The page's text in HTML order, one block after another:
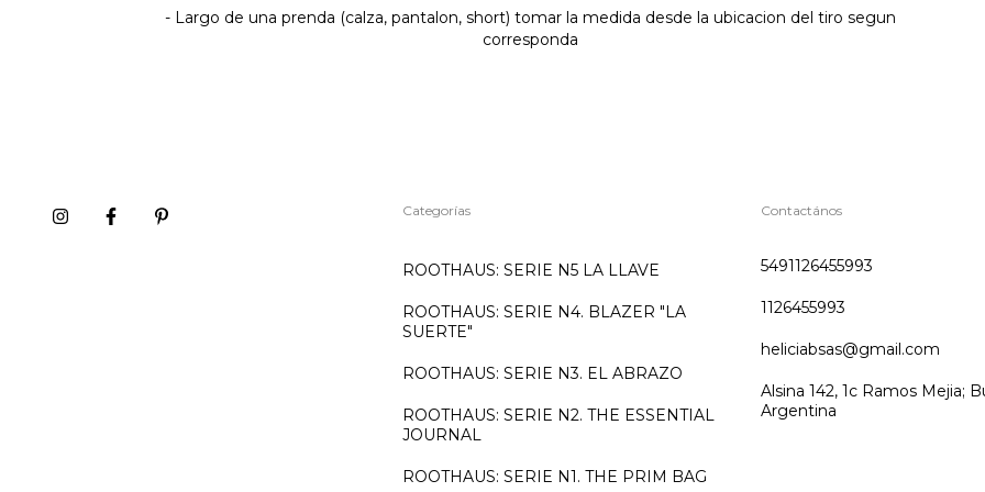
- Largo de una prenda (calza, pantalon, short) tomar la medida desde la ubicacion del tiro segun
corresponda
Categorías
ROOTHAUS: SERIE N5 LA LLAVE
ROOTHAUS: SERIE N4. BLAZER "LA
SUERTE"
ROOTHAUS: SERIE N3. EL ABRAZO
ROOTHAUS: SERIE N2. THE ESSENTIAL
JOURNAL
ROOTHAUS: SERIE N1. THE PRIM BAG
Contactános
5491126455993
1126455993
heliciabsas@gmail.com
Alsina 142, 1c Ramos Mejia;
Argentina